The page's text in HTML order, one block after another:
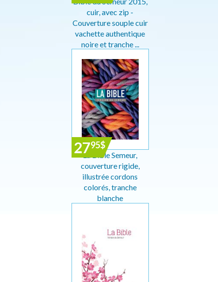
cuir, avec zip -
Couverture souple cuir
vachette authentique
noire et tranche ...
2795$
La Bible Semeur,
couverture rigide,
illustrée cordons
colorés, tranche
blanche